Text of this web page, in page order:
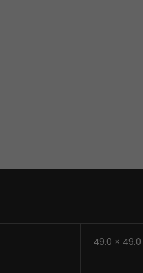
49.0 × 49.0